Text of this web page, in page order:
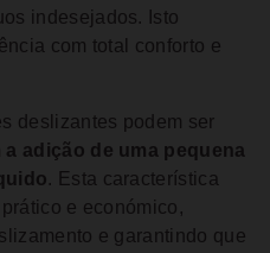
indesejados. Isto
com total conforto e
deslizantes podem ser
adição de uma pequena
. Esta característica
e económico,
e garantindo que